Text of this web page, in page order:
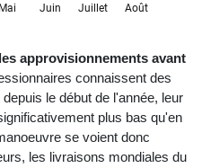
approvisionnements avant
connaissent des
le début de l'année, leur
plus bas qu'en
se voient donc
les livraisons mondiales du